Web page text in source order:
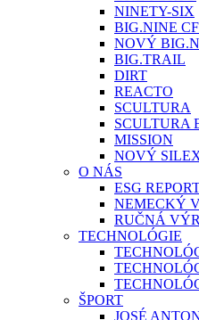
NINETY-SIX
BIG.NINE
NOVÝ
BIG.TRAIL
DIRT
REACTO
SCULTURA
SCULTURA
MISSION
NOVÝ
O NÁS
ESG
NEMECKÝ
RUČNÁ
TECHNOLÓGIE
ŠPORT
JOSÉ